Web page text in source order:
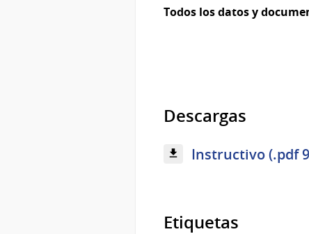
Todos los datos y
Descargas
Instructivo (.pdf
Etiquetas